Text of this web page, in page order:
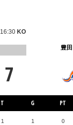
16:30
豊
7
T G PT
1 1 0